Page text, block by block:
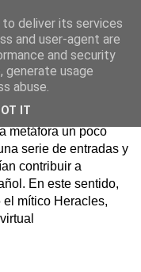
un maravilloso
donde se
Como
metáfora un poco
serie de entradas y
contribuir a
En este sentido,
mítico Heracles,
deliver its services
and user-agent are
and security
generate usage
abuse.
IT